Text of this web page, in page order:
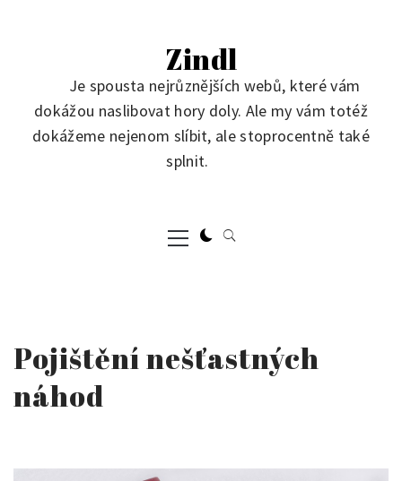
Zindl
Je spousta nejrůznějších webů, které vám
dokážou naslibovat hory doly. Ale my vám totéž
dokážeme nejenom slíbit, ale stoprocentně také
splnit.
Primary
Menu
Pojištění nešťastných
náhod